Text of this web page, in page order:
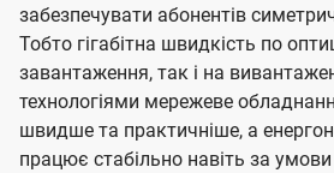
забезпечувати абонентів
Тобто гігабітна швидкість по
завантаження, так і на
технологіями мережеве
швидше та практичніше, а
працює стабільно навіть за